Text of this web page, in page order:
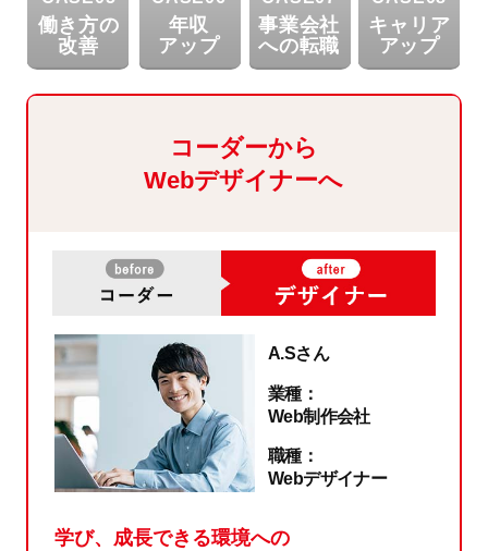
働き方の
改善
年収
アップ
事業会社
への転職
キャリア
アップ
コーダーから
Webデザイナーへ
A.Sさん
業種：
Web制作会社
職種：
Webデザイナー
学び、成長できる環境への